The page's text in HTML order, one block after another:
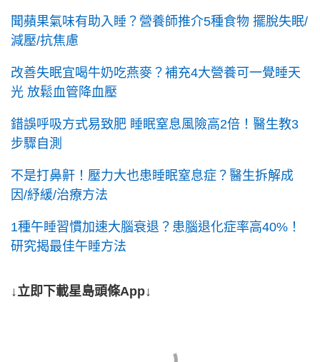
聞蘋果氣味有助入睡？營養師推介5種食物 擺脫失眠/
減壓/抗焦慮
改善失眠宜喝牛奶吃燕麥？補充4大營養可一覺睡天
光 放鬆血管降血壓
錯誤呼吸方式易致肥 睡眠窒息風險高2倍！醫生教3
步驟自測
不是打鼻鼾！壓力大也患睡眠窒息症？醫生拆解成
因/紓緩/治療方法
1種午睡習慣加速大腦衰退？患腦退化症率高40%！
研究揭最佳午睡方法
↓立即下載星島頭條App↓